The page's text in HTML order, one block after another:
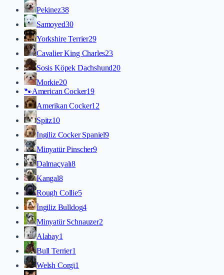
Pekinez38
Samoyed30
Yorkshire Terrier29
Cavalier King Charles23
Sosis Köpek Dachshund20
Morkie20
🐾American Cocker19
Amerikan Cocker12
Spitz10
İngiliz Cocker Spaniel9
Minyatür Pinscher9
Dalmaçyalı8
Kangal8
Rough Collie5
İngiliz Bulldog4
Minyatür Schnauzer2
Alabay1
Bull Terrier1
Welsh Corgi1